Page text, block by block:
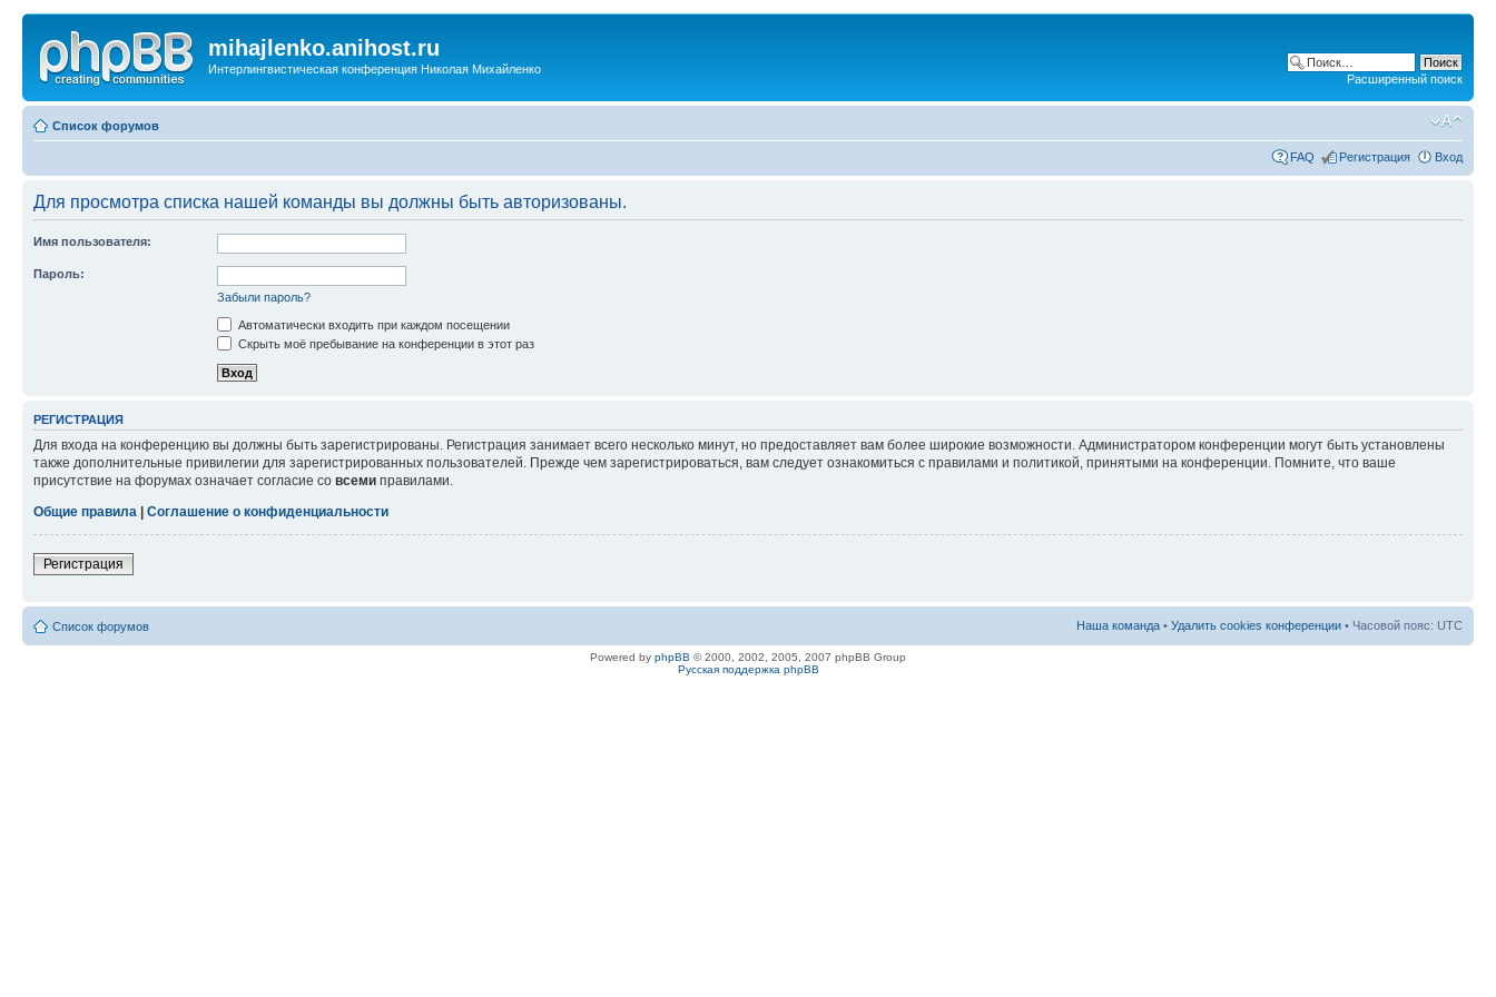
mihajlenko.anihost.ru
Интерлингвистическая конференция Николая Михайленко
Расширенный поиск
Список форумов
FAQ Регистрация Вход
Для просмотра списка нашей команды вы должны быть авторизованы.
Имя пользователя:
Пароль:
Забыли пароль?
Автоматически входить при каждом посещении
Скрыть моё пребывание на конференции в этот раз
РЕГИСТРАЦИЯ
Для входа на конференцию вы должны быть зарегистрированы. Регистрация занимает всего несколько минут, но предоставляет вам более широкие возможности. Администратором конференции могут быть установлены
также дополнительные привилегии для зарегистрированных пользователей. Прежде чем зарегистрироваться, вам следует ознакомиться с правилами и политикой, принятыми на конференции. Помните, что ваше
присутствие на форумах означает согласие со всеми правилами.
Общие правила
Соглашение о конфиденциальности
Регистрация
Список форумов Наша команда • Удалить cookies конференции • Часовой пояс: UTC
Powered by phpBB © 2000, 2002, 2005, 2007 phpBB Group
Русская поддержка phpBB